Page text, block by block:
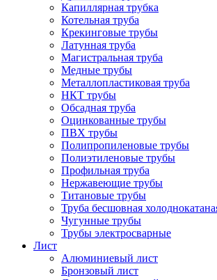
Капиллярная трубка
Котельная труба
Крекинговые трубы
Латунная труба
Магистральная труба
Медные трубы
Металлопластиковая труба
НКТ трубы
Обсадная труба
Оцинкованные трубы
ПВХ трубы
Полипропиленовые трубы
Полиэтиленовые трубы
Профильная труба
Нержавеющие трубы
Титановые трубы
Труба бесшовная
Чугунные трубы
Трубы электросварные
Лист
Алюминиевый лист
Бронзовый лист